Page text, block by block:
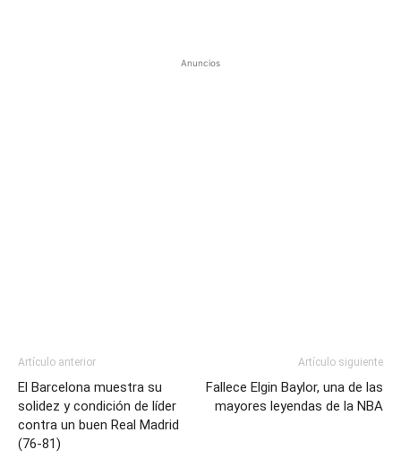
Anuncios
Artículo anterior
El Barcelona muestra su
solidez y condición de líder
contra un buen Real Madrid
(76-81)
Artículo siguiente
Fallece Elgin Baylor, una de las
mayores leyendas de la NBA